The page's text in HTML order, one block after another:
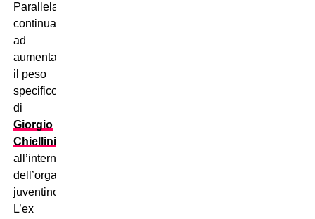
Parallelamente,
continua
ad
aumentare
il peso
specifico
di
Giorgio
Chiellini
all’interno
dell’organigramma
juventino.
L’ex